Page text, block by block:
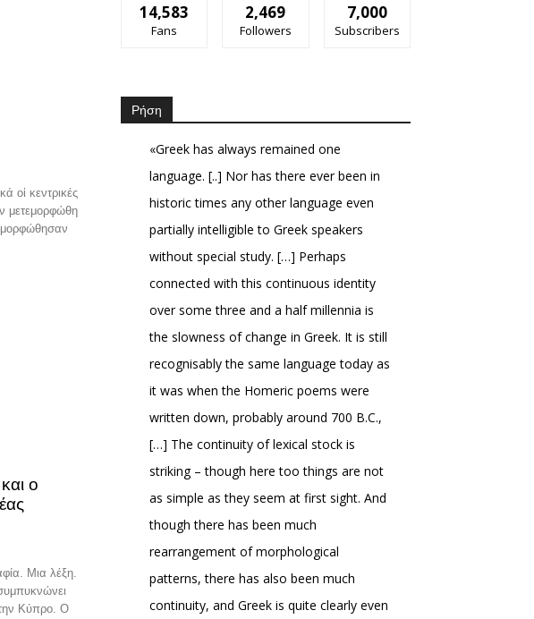
ο
Κύπρο. Ο
14,583
Fans
2,469
Followers
7,000
Subscribers
Ρήση
«Greek has always remained one
language. [..] Nor has there ever been in
historic times any other language even
partially intelligible to Greek speakers
without special study. […] Perhaps
connected with this continuous identity
over some three and a half millennia is
the slowness of change in Greek. It is still
recognisably the same language today as
it was when the Homeric poems were
written down, probably around 700 B.C.,
[…] The continuity of lexical stock is
striking – though here too things are not
as simple as they seem at first sight. And
though there has been much
rearrangement of morphological
patterns, there has also been much
continuity, and Greek is quite clearly even